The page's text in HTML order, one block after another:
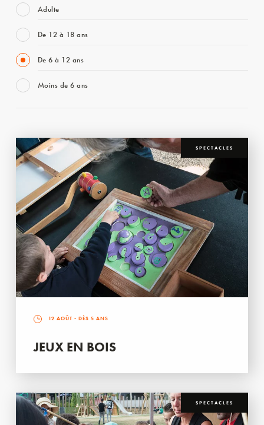
Adulte
De 12 à 18 ans
De 6 à 12 ans
Moins de 6 ans
SPECTACLES
12 AOÛT - DÈS 5 ANS
JEUX EN BOIS
SPECTACLES